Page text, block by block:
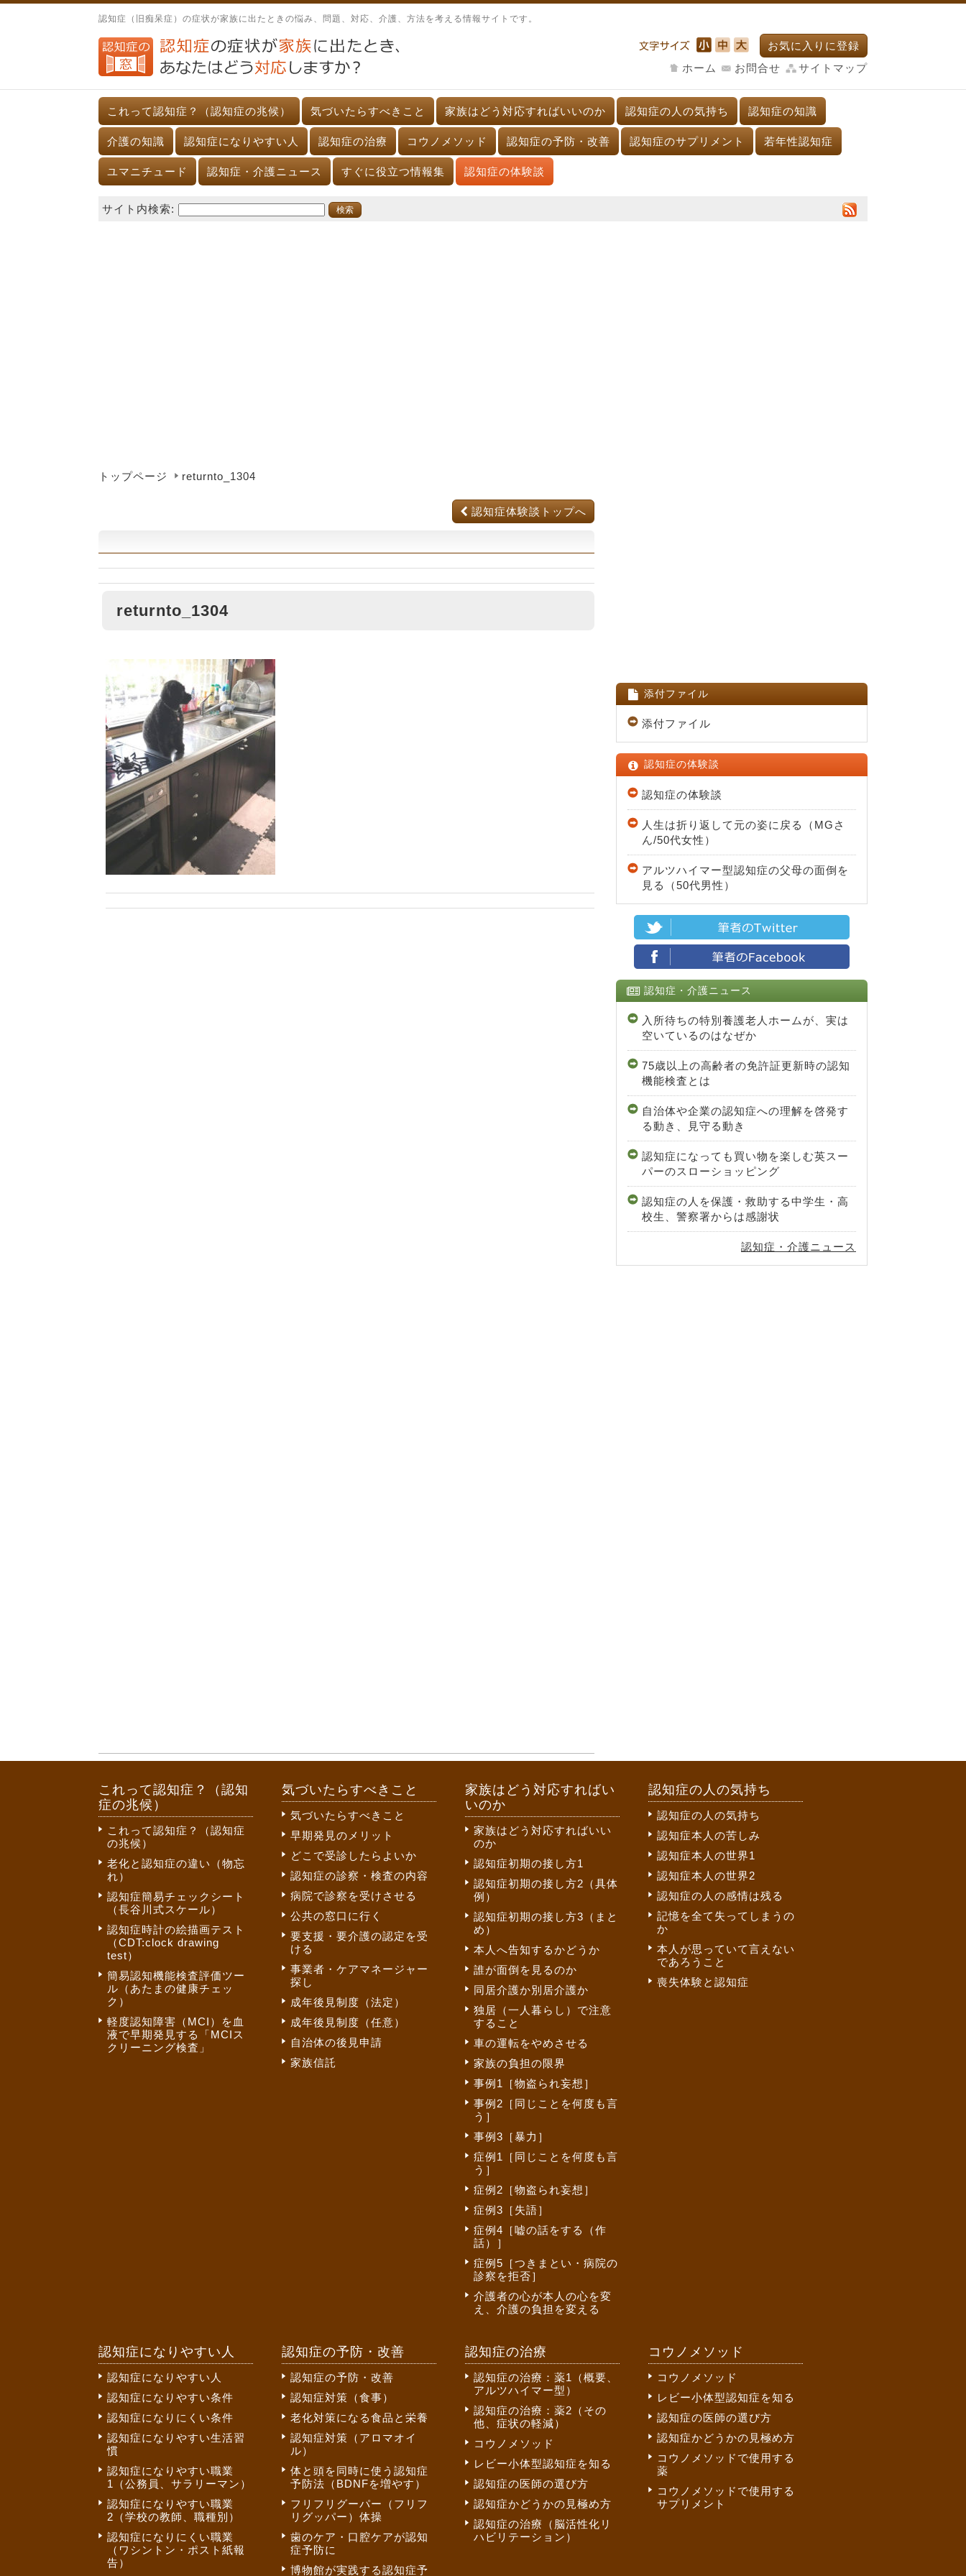
認知症（旧痴呆症）の症状が家族に出たときの悩み、問題、対応、介護、方法を考える情報サイトです。
お気に入りに登録
ホーム
お問合せ サイトマップ
これって認知症？（認知症の兆候） 気づいたらすべきこと 家族はどう対応すればいいのか 認知症の人の気持ち 認知症の知識
介護の知識 認知症になりやすい人 認知症の治療 コウノメソッド 認知症の予防・改善 認知症のサプリメント 若年性認知症
ユマニチュード 認知症・介護ニュース すぐに役立つ情報集 認知症の体験談
サイト内検索:
トップページ returnto_1304
認知症体験談トップへ
returnto_1304
添付ファイル
添付ファイル
認知症の体験談
認知症の体験談
人生は折り返して元の姿に戻る（MGさ
ん/50代女性）
アルツハイマー型認知症の父母の面倒を
見る（50代男性）
認知症・介護ニュース
入所待ちの特別養護老人ホームが、実は
空いているのはなぜか
75歳以上の高齢者の免許証更新時の認知
機能検査とは
自治体や企業の認知症への理解を啓発す
る動き、見守る動き
認知症になっても買い物を楽しむ英スー
パーのスローショッピング
認知症の人を保護・救助する中学生・高
校生、警察署からは感謝状
認知症・介護ニュース
これって認知症？（認知
症の兆候）
これって認知症？（認知症
の兆候）
老化と認知症の違い（物忘
れ）
認知症簡易チェックシート
（長谷川式スケール）
認知症時計の絵描画テスト
（CDT:clock drawing
test）
簡易認知機能検査評価ツー
ル（あたまの健康チェッ
ク）
軽度認知障害（MCI）を血
液で早期発見する「MCIス
クリーニング検査」
気づいたらすべきこと
気づいたらすべきこと
早期発見のメリット
どこで受診したらよいか
認知症の診察・検査の内容
病院で診察を受けさせる
公共の窓口に行く
要支援・要介護の認定を受
ける
事業者・ケアマネージャー
探し
成年後見制度（法定）
成年後見制度（任意）
自治体の後見申請
家族信託
家族はどう対応すればい
いのか
家族はどう対応すればいい
のか
認知症初期の接し方1
認知症初期の接し方2（具体
例）
認知症初期の接し方3（まと
め）
本人へ告知するかどうか
誰が面倒を見るのか
同居介護か別居介護か
独居（一人暮らし）で注意
すること
車の運転をやめさせる
家族の負担の限界
事例1［物盗られ妄想］
事例2［同じことを何度も言
う］
事例3［暴力］
症例1［同じことを何度も言
う］
症例2［物盗られ妄想］
症例3［失語］
症例4［嘘の話をする（作
話）］
症例5［つきまとい・病院の
診察を拒否］
介護者の心が本人の心を変
え、介護の負担を変える
認知症の人の気持ち
認知症の人の気持ち
認知症本人の苦しみ
認知症本人の世界1
認知症本人の世界2
認知症の人の感情は残る
記憶を全て失ってしまうの
か
本人が思っていて言えない
であろうこと
喪失体験と認知症
認知症になりやすい人
認知症になりやすい人
認知症になりやすい条件
認知症になりにくい条件
認知症になりやすい生活習
慣
認知症になりやすい職業
1（公務員、サラリーマン）
認知症になりやすい職業
2（学校の教師、職種別）
認知症になりにくい職業
（ワシントン・ポスト紙報
告）
認知症の予防・改善
認知症の予防・改善
認知症対策（食事）
老化対策になる食品と栄養
認知症対策（アロマオイ
ル）
体と頭を同時に使う認知症
予防法（BDNFを増やす）
フリフリグーパー（フリフ
リグッパー）体操
歯のケア・口腔ケアが認知
症予防に
博物館が実践する認知症予
認知症の治療
認知症の治療：薬1（概要、
アルツハイマー型）
認知症の治療：薬2（その
他、症状の軽減）
コウノメソッド
レビー小体型認知症を知る
認知症の医師の選び方
認知症かどうかの見極め方
認知症の治療（脳活性化リ
ハビリテーション）
コウノメソッド
コウノメソッド
レビー小体型認知症を知る
認知症の医師の選び方
認知症かどうかの見極め方
コウノメソッドで使用する
薬
コウノメソッドで使用する
サプリメント